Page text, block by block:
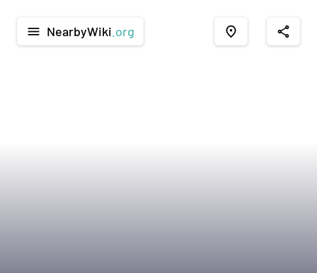
menu NearbyWiki .org place share